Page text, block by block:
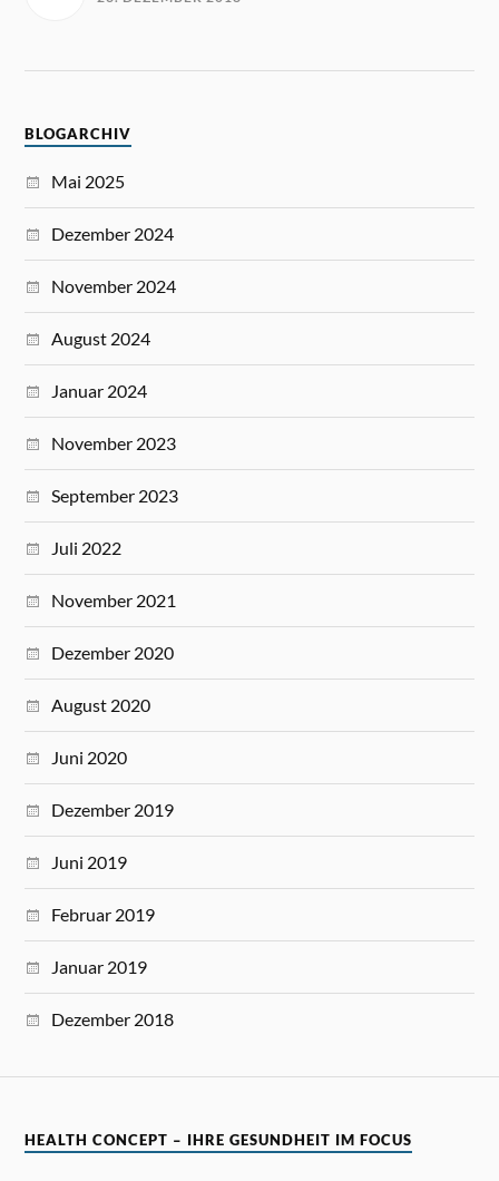
BLOGARCHIV
Mai 2025
Dezember 2024
November 2024
August 2024
Januar 2024
November 2023
September 2023
Juli 2022
November 2021
Dezember 2020
August 2020
Juni 2020
Dezember 2019
Juni 2019
Februar 2019
Januar 2019
Dezember 2018
HEALTH CONCEPT – IHRE GESUNDHEIT IM FOCUS